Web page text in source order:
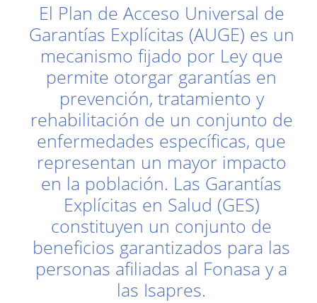
El Plan de Acceso Universal de
Garantías Explícitas (AUGE) es un
mecanismo fijado por Ley que
permite otorgar garantías en
prevención, tratamiento y
rehabilitación de un conjunto de
enfermedades específicas, que
representan un mayor impacto
en la población. Las Garantías
Explícitas en Salud (GES)
constituyen un conjunto de
beneficios garantizados para las
personas afiliadas al Fonasa y a
las Isapres.